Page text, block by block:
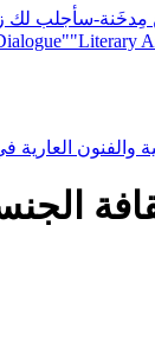
مِدخَنة-سأجلب لك
"Literary
والفنون العارية